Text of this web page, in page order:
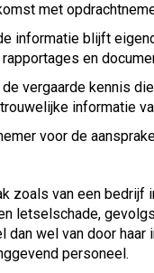
met
informatie blijft
en
vergaarde kennis
informatie
voor de
zoals van een
letselschade,
dan wel van door
personeel.